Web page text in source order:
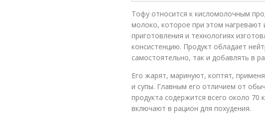
Тофу относится к кисломолочным
молоко, которое при этом нагревают
приготовления и технологиях
консистенцию. Продукт обладает
самостоятельно, так и добавлять в
Его жарят, маринуют, коптят,
и супы. Главным его отличием от
продукта содержится всего около
включают в рацион для похудения.